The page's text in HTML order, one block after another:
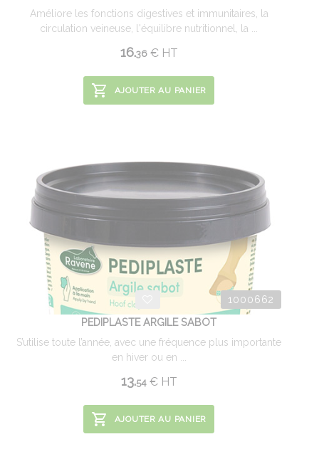
Améliore les fonctions digestives et immunitaires, la
circulation veineuse, l'équilibre nutritionnel, la ...
16.36 €HT
AJOUTER AU PANIER
1000662
PEDIPLASTE ARGILE SABOT
S’utilise toute l’année, avec une fréquence plus importante
en hiver ou en ...
13.54 €HT
AJOUTER AU PANIER